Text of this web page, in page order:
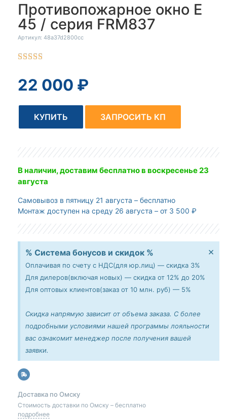
Противопожарное окно E
45 / серия FRM837
Артикул: 48a37d2800cc

22 000 ₽
КУПИТЬ ЗАПРОСИТЬ КП
В наличии, доставим бесплатнов воскресенье 23
августа
Самовывоз в пятницу 21 августа – бесплатно
Монтаж доступен на среду 26 августа – от 3 500 ₽
% Система бонусов и скидок %
Оплачивая по счету с НДС(для юр.лиц) — скидка 3%
Для дилеров(включая новых) — скидка от 12% до 20%
Для оптовых клиентов(заказ от 10 млн. руб) — 5%
Скидка напрямую зависит от объема заказа. С более
подробными условиями нашей программы лояльности
вас ознакомит менеджер после получения вашей
заявки.
×
Доставка по Омску
Стоимость доставки по Омску – бесплатно
подробнее